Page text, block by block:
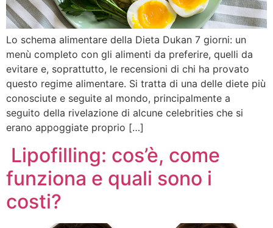
Lo schema alimentare della Dieta Dukan 7 giorni: un
menù completo con gli alimenti da preferire, quelli da
evitare e, soprattutto, le recensioni di chi ha provato
questo regime alimentare. Si tratta di una delle diete più
conosciute e seguite al mondo, principalmente a
seguito della rivelazione di alcune celebrities che si
erano appoggiate proprio […]
Lipofilling: cos’è, come
funziona e quali sono i
costi?